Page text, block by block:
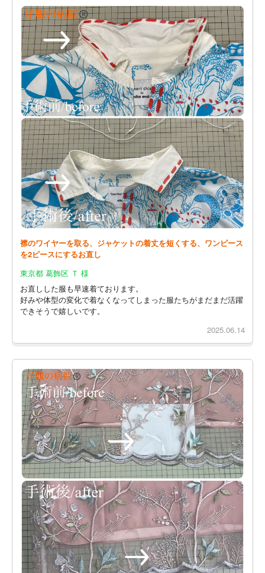
襟のワイヤーを取る、ジャケットの着丈を短くする、ワンピース
を2ピースにするお直し
東京都 葛飾区 Ｔ 様
お直しした服も早速着ております。
好みや体型の変化で着なくなってしまった服たちがまだまだ活躍
できそうで嬉しいです。
2025.06.14